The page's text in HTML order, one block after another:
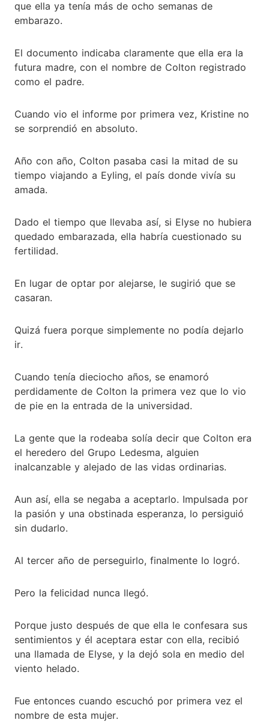
que ella ya tenía más de ocho semanas de
embarazo.
El documento indicaba claramente que ella era la
futura madre, con el nombre de Colton registrado
como el padre.
Cuando vio el informe por primera vez, Kristine no
se sorprendió en absoluto.
Año con año, Colton pasaba casi la mitad de su
tiempo viajando a Eyling, el país donde vivía su
amada.
Dado el tiempo que llevaba así, si Elyse no hubiera
quedado embarazada, ella habría cuestionado su
fertilidad.
En lugar de optar por alejarse, le sugirió que se
casaran.
Quizá fuera porque simplemente no podía dejarlo
ir.
Cuando tenía dieciocho años, se enamoró
perdidamente de Colton la primera vez que lo vio
de pie en la entrada de la universidad.
La gente que la rodeaba solía decir que Colton era
el heredero del Grupo Ledesma, alguien
inalcanzable y alejado de las vidas ordinarias.
Aun así, ella se negaba a aceptarlo. Impulsada por
la pasión y una obstinada esperanza, lo persiguió
sin dudarlo.
Al tercer año de perseguirlo, finalmente lo logró.
Pero la felicidad nunca llegó.
Porque justo después de que ella le confesara sus
sentimientos y él aceptara estar con ella, recibió
una llamada de Elyse, y la dejó sola en medio del
viento helado.
Fue entonces cuando escuchó por primera vez el
nombre de esta mujer.